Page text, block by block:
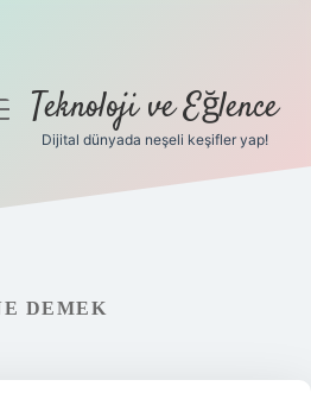
Teknoloji ve Eğlence
Dijital dünyada neşeli keşifler yap!
DEMEK